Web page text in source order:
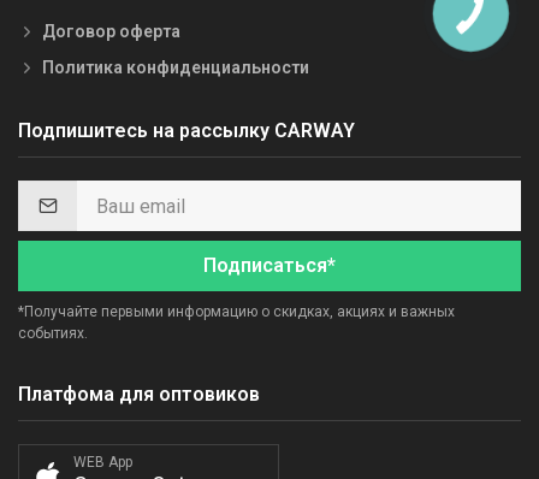
Договор оферта
Политика конфиденциальности
Подпишитесь на рассылку CARWAY
Подписаться*
*Получайте первыми информацию о скидках, акциях и важных
событиях.
Платфома для оптовиков
WEB App